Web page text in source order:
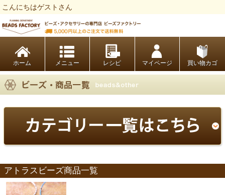
こんにちはゲストさん
ホーム レシピ マイページ 買い物カゴ
アトラスビーズ商品一覧